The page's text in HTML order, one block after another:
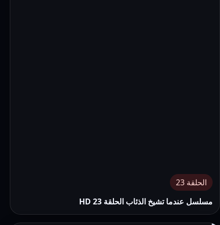
الحلقة 23
مسلسل عندما تشيخ الذئاب الحلقة 23 HD